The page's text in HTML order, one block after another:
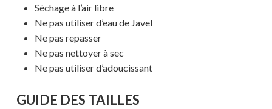
Séchage à l’air libre
Ne pas utiliser d’eau de Javel
Ne ​​pas repasser
Ne pas nettoyer à sec
Ne pas utiliser d’adoucissant
GUIDE DES TAILLES